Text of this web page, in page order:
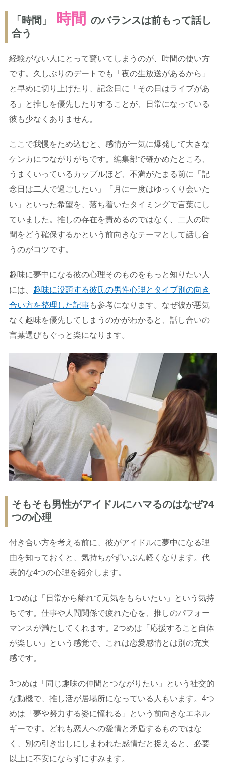
「時間」 時間 のバランスは前もって話し
合う
経験がない人にとって驚いてしまうのが、時間の使い方
です。久しぶりのデートでも「夜の生放送があるから」
と早めに切り上げたり、記念日に「その日はライブがあ
る」と推しを優先したりすることが、日常になっている
彼も少なくありません。
ここで我慢をため込むと、感情が一気に爆発して大きな
ケンカにつながりがちです。編集部で確かめたところ、
うまくいっているカップルほど、不満がたまる前に「記
念日は二人で過ごしたい」「月に一度はゆっくり会いた
い」といった希望を、落ち着いたタイミングで言葉にし
ていました。推しの存在を責めるのではなく、二人の時
間をどう確保するかという前向きなテーマとして話し合
うのがコツです。
趣味に夢中になる彼の心理そのものをもっと知りたい人
には、 趣味に没頭する彼氏の男性心理とタイプ別の向き
合い方を整理した記事も参考になります。なぜ彼が悪気
なく趣味を優先してしまうのかがわかると、話し合いの
言葉選びもぐっと楽になります。
そもそも男性がアイドルにハマるのはなぜ?4
つの心理
付き合い方を考える前に、彼がアイドルに夢中になる理
由を知っておくと、気持ちがずいぶん軽くなります。代
表的な4つの心理を紹介します。
1つめは「日常から離れて元気をもらいたい」という気持
ちです。仕事や人間関係で疲れた心を、推しのパフォー
マンスが満たしてくれます。2つめは「応援すること自体
が楽しい」という感覚で、これは恋愛感情とは別の充実
感です。
3つめは「同じ趣味の仲間とつながりたい」という社交的
な動機で、推し活が居場所になっている人もいます。4つ
めは「夢や努力する姿に憧れる」という前向きなエネル
ギーです。どれも恋人への愛情と矛盾するものではな
く、別の引き出しにしまわれた感情だと捉えると、必要
以上に不安にならずにすみます。